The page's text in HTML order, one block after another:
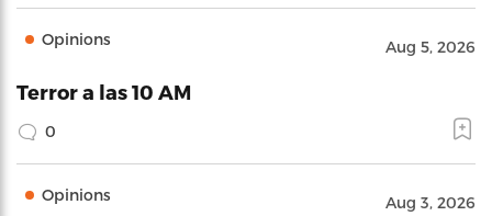
Opinions Aug 5, 2026
Terror a las 10 AM
0
Opinions Aug 3, 2026